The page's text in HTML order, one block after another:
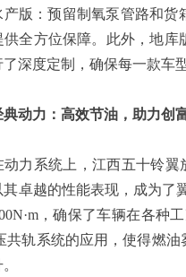
：预留制氧泵管路和货
供全方位保障。此外，地
深度定制，确保每一款车
力：高效节油，助力创
系统上，江西五十铃翼放
卓越的性能表现，成为了
，确保了车辆在各种
共轨系统的应用，使得燃